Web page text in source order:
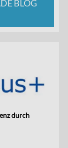
BLOG
durch